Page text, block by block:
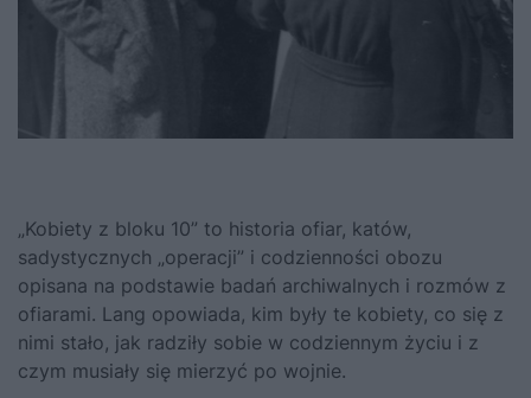
„Kobiety z bloku 10” to historia ofiar, katów,
sadystycznych „operacji” i codzienności obozu
opisana na podstawie badań archiwalnych i rozmów z
ofiarami. Lang opowiada, kim były te kobiety, co się z
nimi stało, jak radziły sobie w codziennym życiu i z
czym musiały się mierzyć po wojnie.